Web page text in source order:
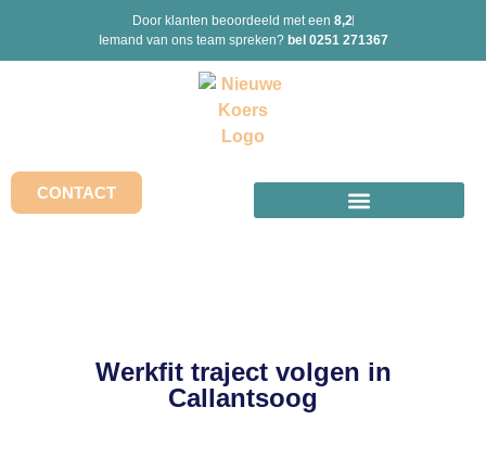
Door klanten beoordeeld met een 8,2
Iemand van ons team spreken? bel 0251 271367
CONTACT
Werkfit traject volgen in
Callantsoog